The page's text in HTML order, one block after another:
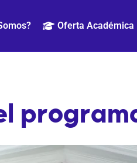
Oferta Académica